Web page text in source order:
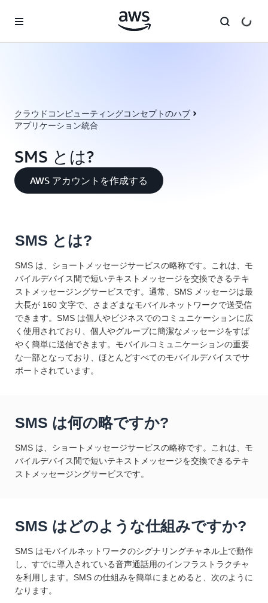
クラウドコンピューティングコンセプトのハブ
アプリケーション統合
SMS とは?
AWS アカウントを作成する
SMS とは?
SMS は、ショートメッセージサービスの略称です。これは、モ
バイルデバイス間で短いテキストメッセージを交換できるテキ
ストメッセージングサービスです。通常、SMS メッセージは最
大長が 160 文字で、さまざまなモバイルネットワークで送受信
できます。SMS は個人やビジネスでのコミュニケーションに広
く使用されており、個人やグループに簡潔なメッセージをすば
やく簡単に送信できます。モバイルコミュニケーションの重要
な一部となっており、ほとんどすべてのモバイルデバイスでサ
ポートされています。
SMS は何の略ですか?
SMS は、ショートメッセージサービスの略称です。これは、モ
バイルデバイス間で短いテキストメッセージを交換できるテキ
ストメッセージングサービスです。
SMS はどのような仕組みですか?
SMS はモバイルネットワークのシグナリングチャネル上で動作
し、すでに導入されている音声通話用のインフラストラクチャ
を利用します。SMS の仕組みを簡単にまとめると、次のように
なります。